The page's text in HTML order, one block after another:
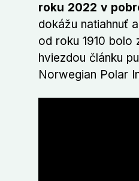
roku 2022 v
dokážu natiahnuť
od roku 1910 bolo
hviezdou článku
Norwegian Polar